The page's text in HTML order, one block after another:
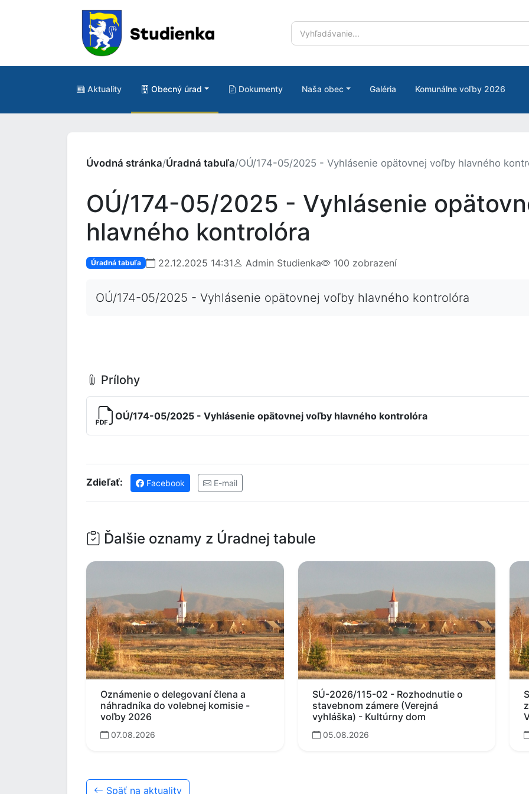
Aktuality Obecný úrad Dokumenty Naša obec Galéria Komunálne voľby 2026
Úvodná stránka/Úradná tabuľa/OÚ/174-05/2025 - Vyhlásenie opätovnej voľby hlavného
OÚ/174-05/2025 - Vyhlásenie
hlavného kontrolóra
Úradná tabuľa 22.12.2025 14:31 Admin Studienka 100 zobrazení
OÚ/174-05/2025 - Vyhlásenie opätovnej voľby hlavného kontrolóra
Prílohy
OÚ/174-05/2025 - Vyhlásenie opätovnej voľby hlavného kontrolóra
Zdieľať: Facebook E-mail
Ďalšie oznamy z Úradnej tabule
Oznámenie o delegovaní člena a
náhradníka do volebnej komisie -
voľby 2026
07.08.2026
SÚ-2026/115-02 - Rozhodnutie o
stavebnom zámere (Verejná
vyhláška) - Kultúrny dom
05.08.2026
Späť na aktuality